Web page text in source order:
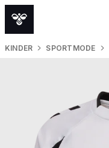
KINDER SPORTMODE